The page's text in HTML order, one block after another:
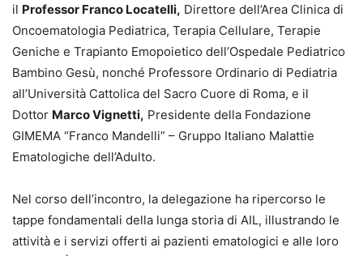
il Professor Franco Locatelli, Direttore dell’Area Clinica di
Oncoematologia Pediatrica, Terapia Cellulare, Terapie
Geniche e Trapianto Emopoietico dell’Ospedale Pediatrico
Bambino Gesù, nonché Professore Ordinario di Pediatria
all’Università Cattolica del Sacro Cuore di Roma, e il
Dottor Marco Vignetti, Presidente della Fondazione
GIMEMA “Franco Mandelli” – Gruppo Italiano Malattie
Ematologiche dell’Adulto.
Nel corso dell’incontro, la delegazione ha ripercorso le
tappe fondamentali della lunga storia di AIL, illustrando le
attività e i servizi offerti ai pazienti ematologici e alle loro